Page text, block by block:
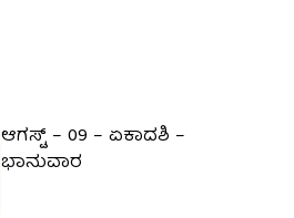
ಆಗಸ್ಟ್ – 09 – ಏಕಾದಶಿ –
ಭಾನುವಾರ